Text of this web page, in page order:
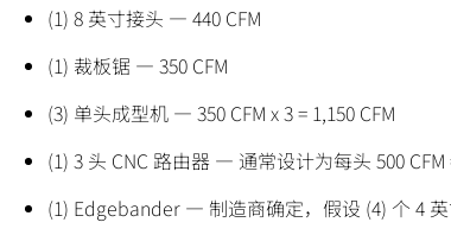
(1) 8 英寸接头 — 440 CFM
(1) 裁板锯 — 350 CFM
(3) 单头成型机 — 350 CFM x 3 = 1,150 CFM
(1) 3 头 CNC 路由器 — 通常设计为每头 500 CFM
(1) Edgebander — 制造商确定，假设 (4) 个 4 英